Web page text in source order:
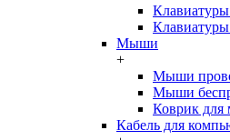
Мыши
+
Мыши
Мыши
Коврик
Кабель для